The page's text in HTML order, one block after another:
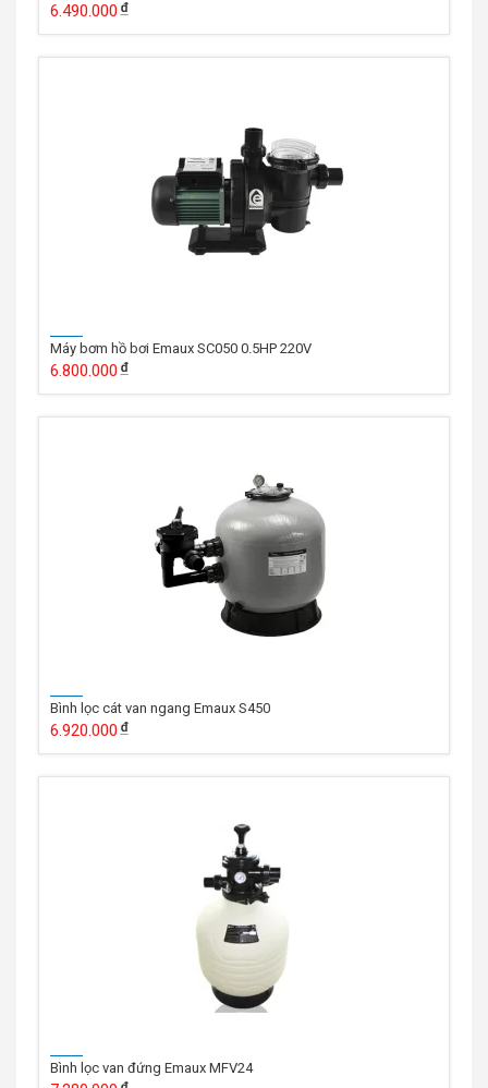
6.490.000
Máy bơm hồ bơi Emaux SC050 0.5HP 220V
6.800.000
Bình lọc cát van ngang Emaux S450
6.920.000
Bình lọc van đứng Emaux MFV24